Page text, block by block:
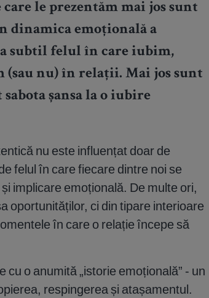
le prezentăm mai jos sunt
dinamica emoțională a
subtil felul în care iubim,
(sau nu) în relații. Mai jos sunt
șansa la o iubire
nu este influențat doar de
felul în care fiecare dintre noi se
implicare emoțională. De multe ori,
oportunităților, ci din tipare interioare
în care o relație începe să
o anumită „istorie emoțională” - un
respingerea și atașamentul.